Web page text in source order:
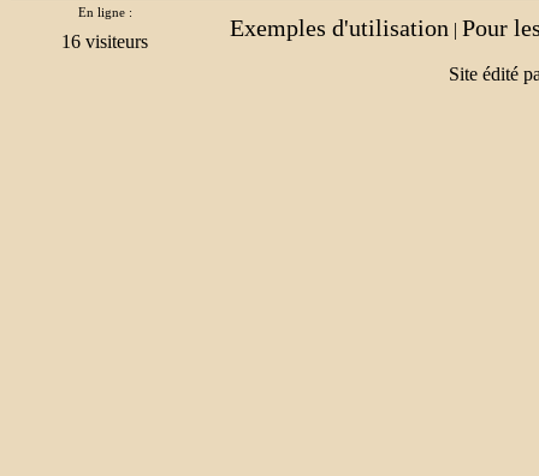
En ligne :
Exemples d'utilisation | Pour
Site édité